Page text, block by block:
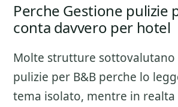
Perche Gestione pulizie
conta davvero per hotel
Molte strutture sottovalutano
pulizie per B&B perche lo
tema isolato, mentre in realta